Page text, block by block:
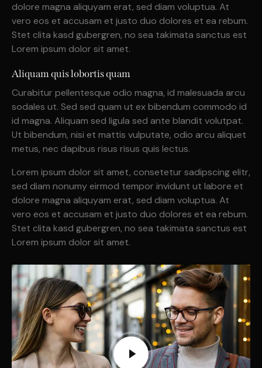
dolore magna aliquyam erat, sed diam voluptua. At
vero eos et accusam et justo duo dolores et ea rebum.
Stet clita kasd gubergren, no sea takimata sanctus est
Lorem ipsum dolor sit amet.
Aliquam quis lobortis quam
Curabitur pellentesque odio magna, id malesuada arcu
sodales ut. Sed sed quam ut ex bibendum commodo id
id magna. Aliquam sed ligula sed ante blandit volutpat.
Ut bibendum, nisi et mattis vulputate, odio arcu aliquet
metus, nec dapibus risus risus quis lectus.
Lorem ipsum dolor sit amet, consetetur sadipscing elitr,
sed diam nonumy eirmod tempor invidunt ut labore et
dolore magna aliquyam erat, sed diam voluptua. At
vero eos et accusam et justo duo dolores et ea rebum.
Stet clita kasd gubergren, no sea takimata sanctus est
Lorem ipsum dolor sit amet.